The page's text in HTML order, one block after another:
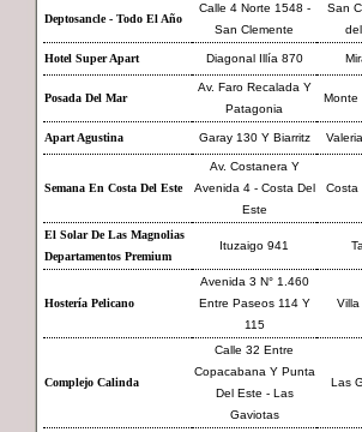
Deptosancle - Todo El Año
Calle 4 Norte 1548 -
San Clemente
San
Hotel Super Apart Diagonal Illía 870
Posada Del Mar
Av. Faro Recalada Y
Patagonia
Monte
Apart Agustina Garay 130 Y Biarritz
Semana En Costa Del Este
Av. Costanera Y
Avenida 4 - Costa Del
Este
Costa
El Solar De Las Magnolias
Departamentos Premium
Ituzaigo 941
Hostería Pelicano
Avenida 3 N° 1.460
Entre Paseos 114 Y
115
Villa
Complejo Calinda
Calle 32 Entre
Copacabana Y Punta
Del Este - Las
Gaviotas
Las